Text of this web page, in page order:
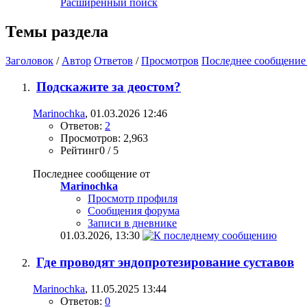
Расширенный поиск
Темы раздела
Заголовок / Автор Ответов /Просмотров Последнее сообщение
Подскажите за деостом?
Marinochka, 01.03.2026 12:46
Ответов: 2
Просмотров: 2,963
Рейтинг0 / 5
Последнее сообщение от
Marinochka
Просмотр профиля
Сообщения форума
Записи в дневнике
01.03.2026, 13:30
Где проводят эндопротезирование суставов
Marinochka, 11.05.2025 13:44
Ответов: 0